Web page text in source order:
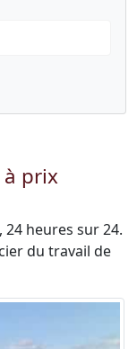
à prix
heures sur 24.
du travail de